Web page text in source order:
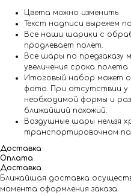
Цвета можно изменить
Текст надписи вырежем
Все наши шарики с
продлевает полет.
Все шары по предзаказу
увеличения срока
Итоговый набор может
фото. При отсутствии
необходимой формы и
ближайший похожий.
Воздушные шары нельзя
транспортировочном
Доставка
Оплата
Доставка
Ближайшая доставка
момента оформления заказа.